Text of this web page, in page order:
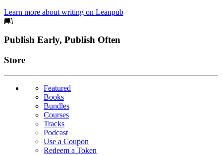
Learn more about writing on Leanpub
Footer
Publish Early, Publish Often
Links
Store
Featured
Books
Bundles
Courses
Tracks
Podcast
Use a Coupon
Redeem a Token